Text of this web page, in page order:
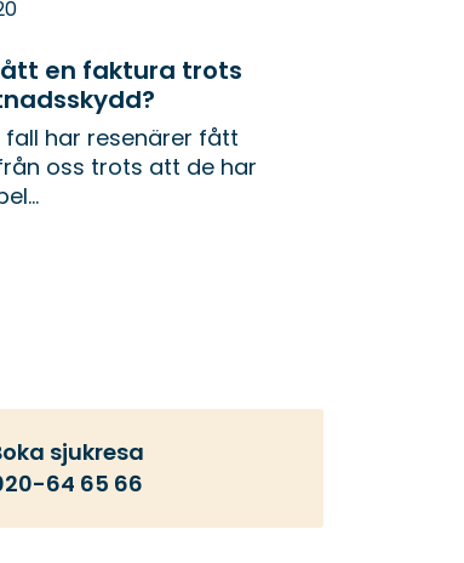
en faktura trots
fall har resenärer fått
oss trots att de har
sjukresa
64 65 66